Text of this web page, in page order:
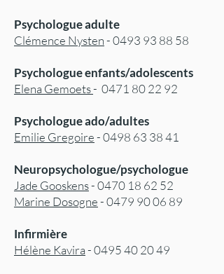
Psychologue adulte
Clémence Nysten-0493 93 88 58
Psychologue enfants/adolescents
Elena Gemoets- 0471 80 22 92
Psychologue ado/adultes
Emilie Gregoire-0498 63 38 41
Neuropsychologue/psychologue
Jade Gooskens-0470 18 62 52
Marine Dosogne-0479 90 06 89
Infirmière
Hélène Kavira-0495 40 20 49